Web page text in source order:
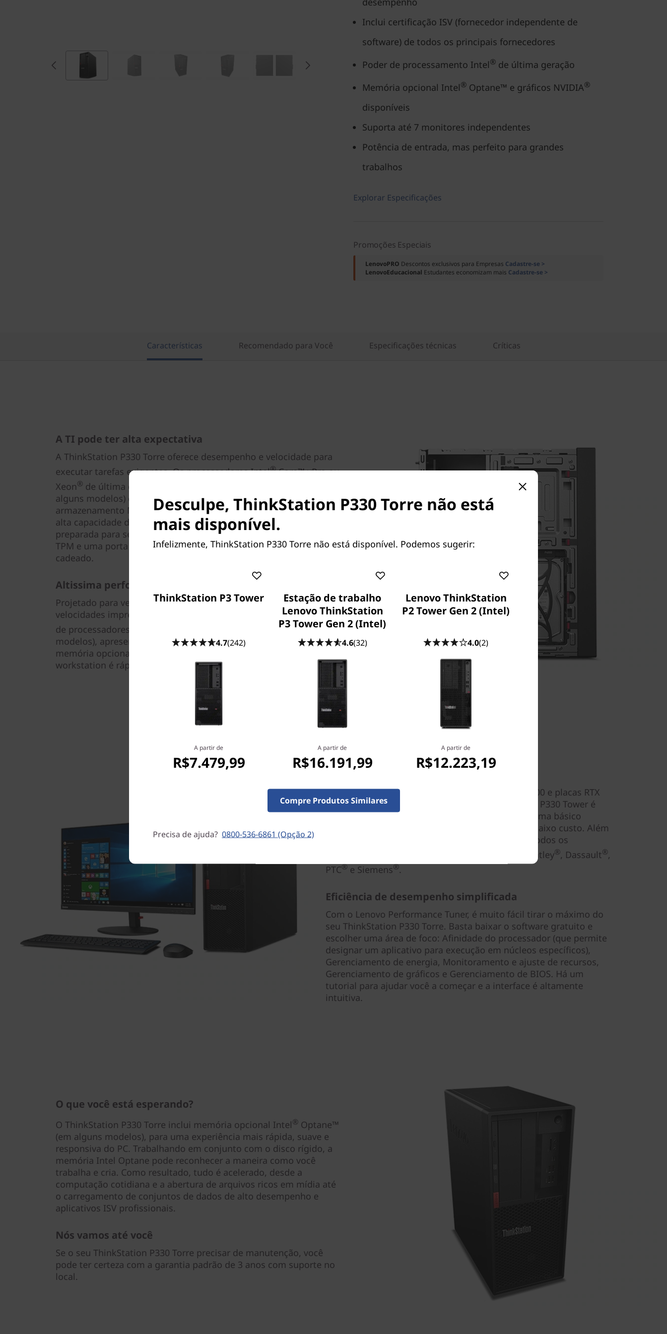
Inclui certificação ISV (fornecedor independente de
software) de todos os principais fornecedores
Poder de processamento Intel® de última geração
Memória opcional Intel® Optane™ e gráficos NVIDIA®
disponíveis
Suporta até 7 monitores independentes
Potência de entrada, mas perfeito para grandes
trabalhos
Explorar Especificações
Promoções Especiais
LenovoPRO Descontos exclusivos para Empresas Cadastre-se >
LenovoEducacional Estudantes economizam mais Cadastre-se >
Características Recomendado para Você Especificações técnicas Críticas
A TI pode ter alta expectativa
A ThinkStation P330 Torre oferece desempenho e velocidade para
executar tarefas exigentes. Os processadores Intel®Core™ vPro ou
Xeon® de última geração e a memória Optane™ opcional (em
alguns modelos) combinam-se com o suporte direto de
armazenamento M.2 na placa-mãe para uma velocidade incrível e
alta capacidade de resposta. Além disso, esta workstation é
preparada para segurança com criptografia de dados através do
TPM e uma porta que pode ser fisicamente trancada com um
cadeado.
Altissima performance
Projetado para velocidade, o ThinkStation P330 Torre oferece
velocidades impressionantes de até 4,2 GHz, com a última geração
de processadores Intel
ou Intel Core™ vPro (em alguns
modelos), apresentando até 8 núcleos por CPU. Combinada com a
memória opcional Intel Optane™ e as certificações ISV, esta
workstation é rápida.
Certificada e pronta para VR
Com suporte para gráficos NVIDIA
P5000 e placas RTX
selecionadas (em alguns modelos), o ThinkStation P330 Tower é
certificado pela NVIDIA com o VR-ready. Esse sistema básico
permite criar conteúdo de realidade virtual a um baixo custo. Além
disso, esta workstation inclui certificação ISV de todos os
, Bentley®, Dassault®,
PTC® e Siemens®.
Eficiência de desempenho simplificada
Com o Lenovo Performance Tuner, é muito fácil tirar o máximo do
seu ThinkStation P330 Torre. Basta baixar o software gratuito e
escolher uma área de foco: Afinidade do processador (que permite
designar um aplicativo para execução em núcleos específicos),
Gerenciamento de energia, Monitoramento e ajuste de recursos,
Gerenciamento de gráficos e Gerenciamento de BIOS. Há um
tutorial para ajudar você a começar e a interface é altamente
intuitiva.
O que você está esperando?
O ThinkStation P330 Torre inclui memória opcional Intel® Optane™
(em alguns modelos), para uma experiência mais rápida, suave e
responsiva do PC. Trabalhando em conjunto com o disco rígido, a
memória Intel Optane pode reconhecer a maneira como você
trabalha e cria. Como resultado, tudo é acelerado, desde a
computação cotidiana e a abertura de arquivos ricos em mídia até
o carregamento de conjuntos de dados de alto desempenho e
aplicativos ISV profissionais.
Nós vamos até você
Se o seu ThinkStation P330 Torre precisar de manutenção, você
pode ter certeza com a garantia padrão de 3 anos com suporte no
local.
Desculpe, ThinkStation P330 Torre não está
mais disponível.
Infelizmente, ThinkStation P330 Torre não está disponível. Podemos sugerir:
ThinkStation P3 Tower
4.7(242)
A partir de
R$7.479,99
Estação de trabalho
Lenovo ThinkStation
P3 Tower Gen 2 (Intel)
4.6(32)
A partir de
R$16.191,99
Lenovo ThinkStation
P2 Tower Gen 2 (Intel)
4.0(2)
A partir de
R$12.223,19
Compre Produtos Similares
Precisa de ajuda? 0800-536-6861 (Opção 2)